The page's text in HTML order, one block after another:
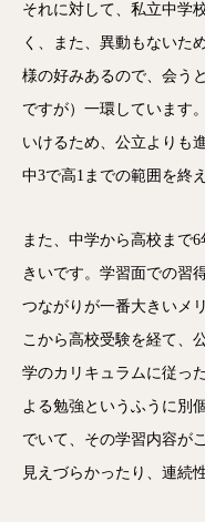
それに対して、私立中学
く、また、異動もないた
様の好みあるので、会う
ですが）一環しています
いけるため、公立よりも
中3で高1までの範囲を終
また、中学から高校まで
きいです。学習面での習
つながりが一番大きいメ
こから高校受験を経て、
学のカリキュラムに従っ
よる勉強というふうに別
でいて、その学習内容が
見えづらかったり、連続